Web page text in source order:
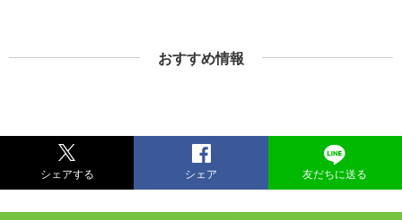
おすすめ情報
シェアする シェア 友だちに送る